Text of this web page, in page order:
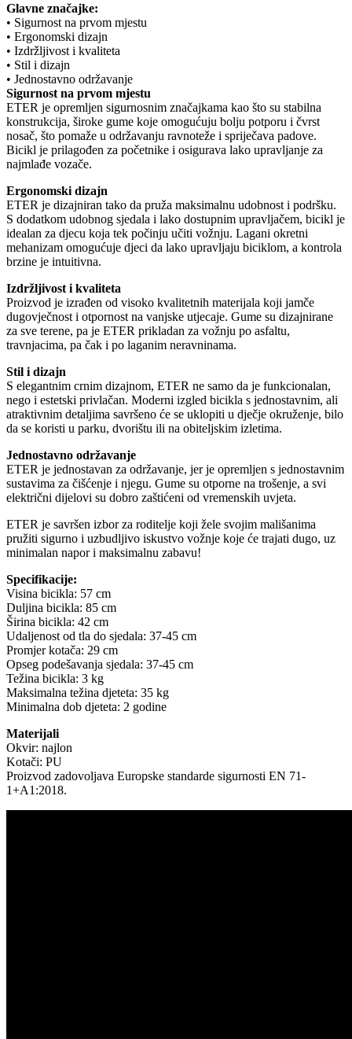
Glavne značajke:
• Sigurnost na prvom mjestu
• Ergonomski dizajn
• Izdržljivost i kvaliteta
• Stil i dizajn
• Jednostavno održavanje
Sigurnost na prvom mjestu
ETER je opremljen sigurnosnim značajkama kao što su stabilna
konstrukcija, široke gume koje omogućuju bolju potporu i čvrst
nosač, što pomaže u održavanju ravnoteže i spriječava padove.
Bicikl je prilagođen za početnike i osigurava lako upravljanje za
najmlađe vozače.
Ergonomski dizajn
ETER je dizajniran tako da pruža maksimalnu udobnost i podršku.
S dodatkom udobnog sjedala i lako dostupnim upravljačem, bicikl je
idealan za djecu koja tek počinju učiti vožnju. Lagani okretni
mehanizam omogućuje djeci da lako upravljaju biciklom, a kontrola
brzine je intuitivna.
Izdržljivost i kvaliteta
Proizvod je izrađen od visoko kvalitetnih materijala koji jamče
dugovječnost i otpornost na vanjske utjecaje. Gume su dizajnirane
za sve terene, pa je ETER prikladan za vožnju po asfaltu,
travnjacima, pa čak i po laganim neravninama.
Stil i dizajn
S elegantnim crnim dizajnom, ETER ne samo da je funkcionalan,
nego i estetski privlačan. Moderni izgled bicikla s jednostavnim, ali
atraktivnim detaljima savršeno će se uklopiti u dječje okruženje, bilo
da se koristi u parku, dvorištu ili na obiteljskim izletima.
Jednostavno održavanje
ETER je jednostavan za održavanje, jer je opremljen s jednostavnim
sustavima za čišćenje i njegu. Gume su otporne na trošenje, a svi
električni dijelovi su dobro zaštićeni od vremenskih uvjeta.
ETER je savršen izbor za roditelje koji žele svojim mališanima
pružiti sigurno i uzbudljivo iskustvo vožnje koje će trajati dugo, uz
minimalan napor i maksimalnu zabavu!
Specifikacije:
Visina bicikla: 57 cm
Duljina bicikla: 85 cm
Širina bicikla: 42 cm
Udaljenost od tla do sjedala: 37-45 cm
Promjer kotača: 29 cm
Opseg podešavanja sjedala: 37-45 cm
Težina bicikla: 3 kg
Maksimalna težina djeteta: 35 kg
Minimalna dob djeteta: 2 godine
Materijali
Okvir: najlon
Kotači: PU
Proizvod zadovoljava Europske standarde sigurnosti EN 71-
1+A1:2018.